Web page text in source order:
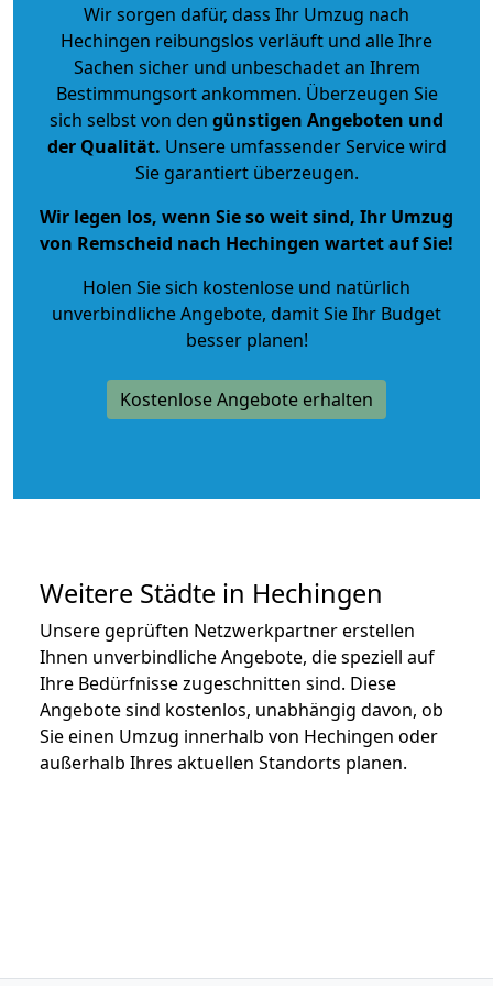
Wir sorgen dafür, dass Ihr Umzug nach
Hechingen reibungslos verläuft und alle Ihre
Sachen sicher und unbeschadet an Ihrem
Bestimmungsort ankommen. Überzeugen Sie
sich selbst von den günstigen Angeboten und
der Qualität. Unsere umfassender Service wird
Sie garantiert überzeugen.
Wir legen los, wenn Sie so weit sind, Ihr Umzug
von Remscheid nach Hechingen wartet auf Sie!
Holen Sie sich kostenlose und natürlich
unverbindliche Angebote, damit Sie Ihr Budget
besser planen!
Kostenlose Angebote erhalten
Weitere Städte in Hechingen
Unsere geprüften Netzwerkpartner erstellen
Ihnen unverbindliche Angebote, die speziell auf
Ihre Bedürfnisse zugeschnitten sind. Diese
Angebote sind kostenlos, unabhängig davon, ob
Sie einen Umzug innerhalb von Hechingen oder
außerhalb Ihres aktuellen Standorts planen.